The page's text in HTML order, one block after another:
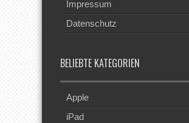
Impressum
Datenschutz
BELIEBTE KATEGORIEN
Apple
iPad